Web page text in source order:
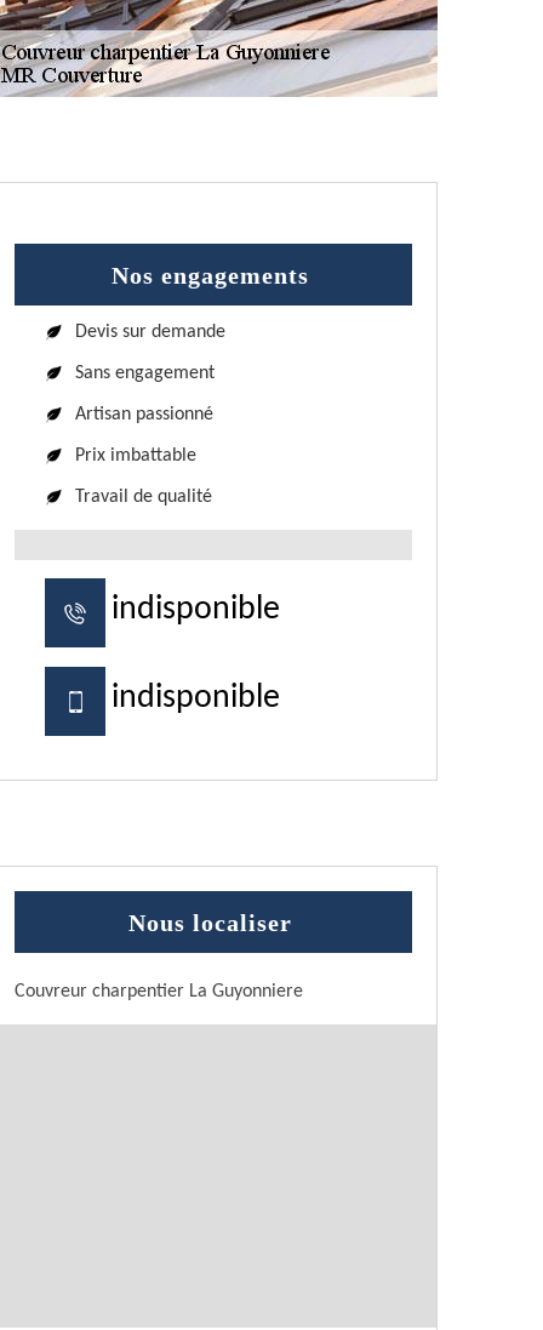
Nos engagements
Devis sur demande
Sans engagement
Artisan passionné
Prix imbattable
Travail de qualité
indisponible
indisponible
Nous localiser
Couvreur charpentier La Guyonniere